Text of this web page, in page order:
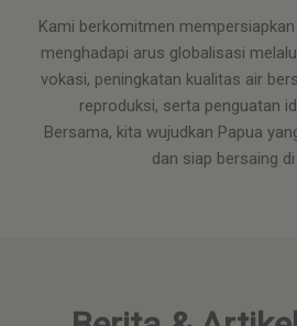
Kami berkomitmen
menghadapi arus globalisasi
vokasi, peningkatan kualitas air
reproduksi, serta penguatan
Bersama, kita wujudkan Papua
dan siap bersaing